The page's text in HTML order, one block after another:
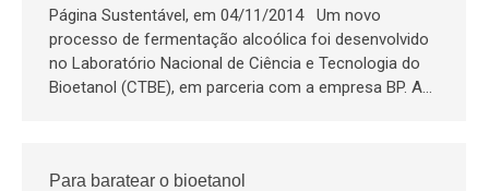
Página Sustentável, em 04/11/2014 Um novo
processo de fermentação alcoólica foi desenvolvido
no Laboratório Nacional de Ciência e Tecnologia do
Bioetanol (CTBE), em parceria com a empresa BP. A…
Para baratear o bioetanol